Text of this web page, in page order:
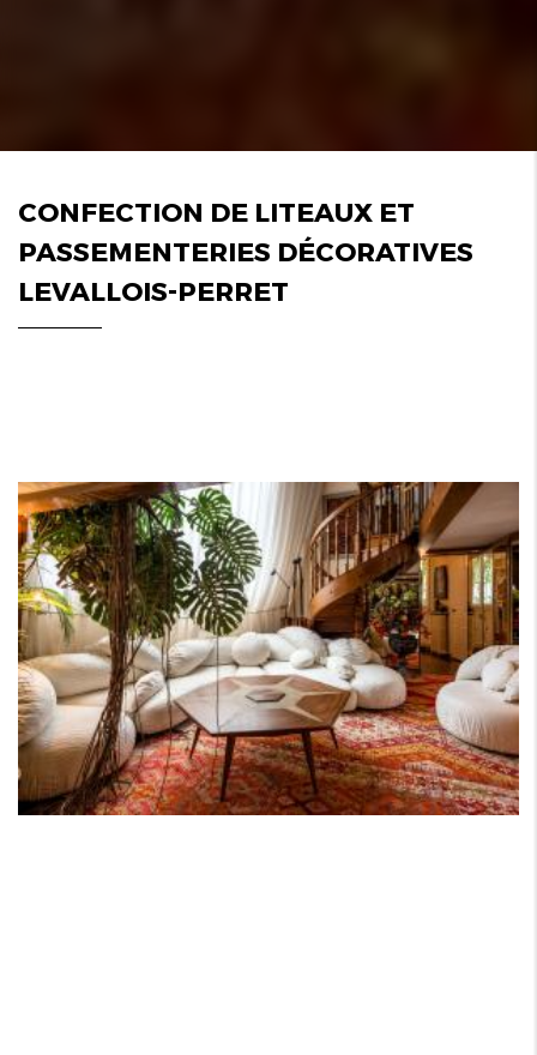
CONFECTION DE LITEAUX ET
PASSEMENTERIES DÉCORATIVES
LEVALLOIS-PERRET